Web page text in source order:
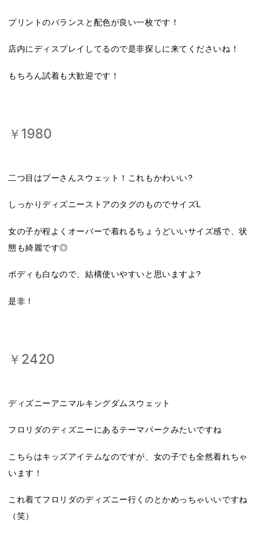
プリントのバランスと配色が良い一枚です！
店内にディスプレイしてるので是非探しに来てくださいね！
もちろん試着も大歓迎です！
￥1980
二つ目はプーさんスウェット！これもかわいい?
しっかりディズニーストアのタグのものでサイズⅬ
女の子が程よくオーバーで着れるちょうどいいサイズ感で、状
態も綺麗です◎
ボディも白なので、結構使いやすいと思いますよ?
是非！
￥2420
ディズニーアニマルキングダムスウェット
フロリダのディズニーにあるテーマパークみたいですね
こちらはキッズアイテムなのですが、女の子でも全然着れちゃ
います！
これ着てフロリダのディズニー行くのとかめっちゃいいですね
（笑）